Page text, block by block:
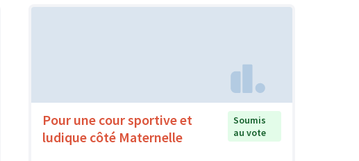
Pour une cour sportive et
ludique côté Maternelle
Soumis
au vote